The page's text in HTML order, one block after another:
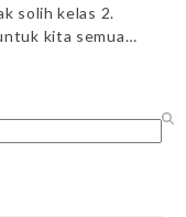
solih kelas 2.
kita semua…